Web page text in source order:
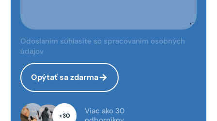
Odoslaním súhlasíte so spracovaním osobných
údajov
Opýtať sa zdarma
+30
Viac ako 30